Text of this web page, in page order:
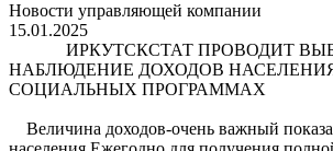
Новости управляющей компании
15.01.2025
ИРКУТСКСТАТ ПРОВОДИТ
НАБЛЮДЕНИЕ ДОХОДОВ
СОЦИАЛЬНЫХ ПРОГРАММАХ
Величина доходов-очень важный